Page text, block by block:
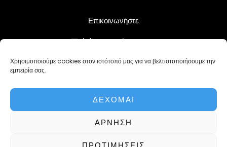
Χρησιμοποιούμε cookies στον ιστότοπό μας για να βελτιστοποιήσουμε την
εμπειρία σας.
ΔΈΧΟΜΑΙ
ΆΡΝΗΣΗ
Επικοινωνήστε
info@createcy.com
+357 96 730883
Όροι και Προϋποθέσεις